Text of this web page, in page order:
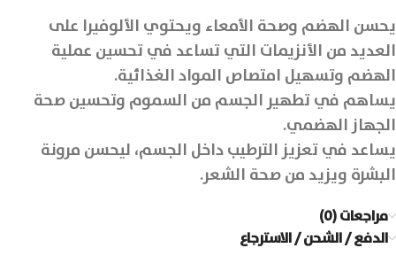
يحسن الهضم وصحة الأمعاء ويحتوي الألوفيرا على
العديد من الأنزيمات التي تساعد في تحسين عملية
الهضم وتسهيل امتصاص المواد الغذائية.
يساهم في تطهير الجسم من السموم وتحسين صحة
الجهاز الهضمي.
يساعد في تعزيز الترطيب داخل الجسم، ليحسن مرونة
البشرة ويزيد من صحة الشعر.
مراجعات (0)
الدفع / الشحن / الاسترجاع